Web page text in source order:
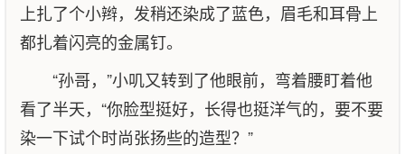
上扎了个小辫，发稍还染成了蓝色，眉毛和耳骨上
都扎着闪亮的金属钉。
“孙哥，”小叽又转到了他眼前，弯着腰盯着他
看了半天，“你脸型挺好，长得也挺洋气的，要不要
染一下试个时尚张扬些的造型？”